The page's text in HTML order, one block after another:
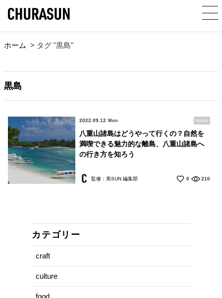
ホーム > タグ "黒島"
黒島
2022.09.12 Mon travel
八重山諸島はどうやって行くの？自然を
満喫できる魅力的な離島、八重山諸島へ
の行き方を知ろう
監修：美SUN 編集部 0 210
カテゴリー
craft
culture
food